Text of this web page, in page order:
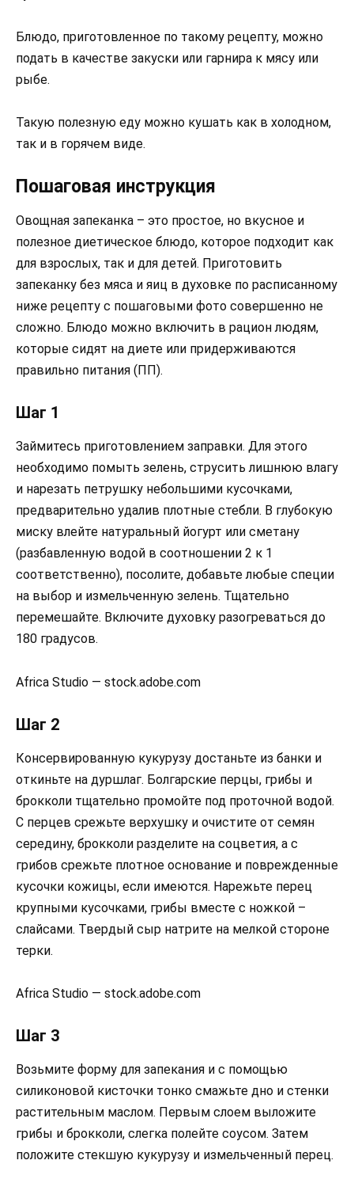
Блюдо, приготовленное по такому рецепту, можно
подать в качестве закуски или гарнира к мясу или
рыбе.
Такую полезную еду можно кушать как в холодном,
так и в горячем виде.
Пошаговая инструкция
Овощная запеканка – это простое, но вкусное и
полезное диетическое блюдо, которое подходит как
для взрослых, так и для детей. Приготовить
запеканку без мяса и яиц в духовке по расписанному
ниже рецепту с пошаговыми фото совершенно не
сложно. Блюдо можно включить в рацион людям,
которые сидят на диете или придерживаются
правильно питания (ПП).
Шаг 1
Займитесь приготовлением заправки. Для этого
необходимо помыть зелень, струсить лишнюю влагу
и нарезать петрушку небольшими кусочками,
предварительно удалив плотные стебли. В глубокую
миску влейте натуральный йогурт или сметану
(разбавленную водой в соотношении 2 к 1
соответственно), посолите, добавьте любые специи
на выбор и измельченную зелень. Тщательно
перемешайте. Включите духовку разогреваться до
180 градусов.
Africa Studio — stock.adobe.com
Шаг 2
Консервированную кукурузу достаньте из банки и
откиньте на дуршлаг. Болгарские перцы, грибы и
брокколи тщательно промойте под проточной водой.
С перцев срежьте верхушку и очистите от семян
середину, брокколи разделите на соцветия, а с
грибов срежьте плотное основание и поврежденные
кусочки кожицы, если имеются. Нарежьте перец
крупными кусочками, грибы вместе с ножкой –
слайсами. Твердый сыр натрите на мелкой стороне
терки.
Africa Studio — stock.adobe.com
Шаг 3
Возьмите форму для запекания и с помощью
силиконовой кисточки тонко смажьте дно и стенки
растительным маслом. Первым слоем выложите
грибы и брокколи, слегка полейте соусом. Затем
положите стекшую кукурузу и измельченный перец.